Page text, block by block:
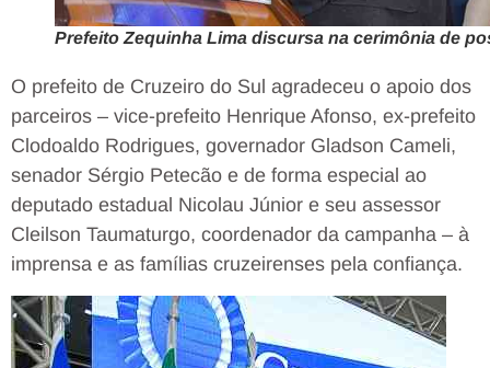
Prefeito Zequinha Lima discursa na cerimônia de
O prefeito de Cruzeiro do Sul agradeceu o apoio dos
parceiros – vice-prefeito Henrique Afonso, ex-prefeito
Clodoaldo Rodrigues, governador Gladson Cameli,
senador Sérgio Petecão e de forma especial ao
deputado estadual Nicolau Júnior e seu assessor
Cleilson Taumaturgo, coordenador da campanha – à
imprensa e as famílias cruzeirenses pela confiança.